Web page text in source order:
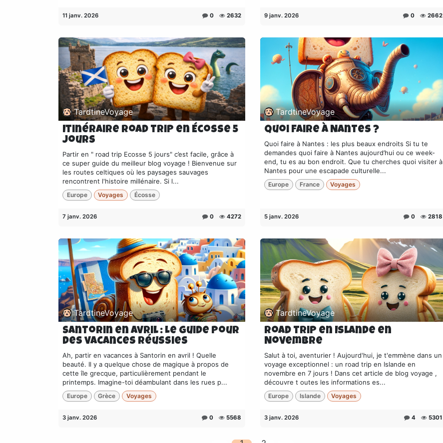
11 janv. 2026 0 2632 9 janv. 2026 0 2662
TardtineVoyage
Itinéraire Road trip en Écosse 5
jours
Partir en " road trip Ecosse 5 jours" c’est facile, grâce à
ce super guide du meilleur blog voyage ! Bienvenue sur
les routes celtiques où les paysages sauvages
rencontrent l'histoire millénaire. Si l...
Europe Voyages Écosse
7 janv. 2026 0 4272
TardtineVoyage
Quoi faire à Nantes ?
Quoi faire à Nantes : les plus beaux endroits Si tu te
demandes quoi faire à Nantes aujourd’hui ou ce week-
end, tu es au bon endroit. Que tu cherches quoi visiter à
Nantes pour une escapade culturelle...
Europe France Voyages
5 janv. 2026 0 2818
TardtineVoyage
Santorin en avril : Le guide pour
des vacances réussies
Ah, partir en vacances à Santorin en avril ! Quelle
beauté. Il y a quelque chose de magique à propos de
cette île grecque, particulièrement pendant le
printemps. Imagine-toi déambulant dans les rues p...
Europe Grèce Voyages
3 janv. 2026 0 5568
TardtineVoyage
Road trip en Islande en
Novembre
Salut à toi, aventurier ! Aujourd'hui, je t'emmène dans un
voyage exceptionnel : un road trip en Islande en
novembre en 7 jours ! Dans cet article de blog voyage ,
découvre t outes les informations es...
Europe Islande Voyages
3 janv. 2026 4 5301